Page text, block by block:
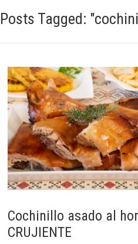
Posts Tagged:
Cochinillo asado al
CRUJIENTE